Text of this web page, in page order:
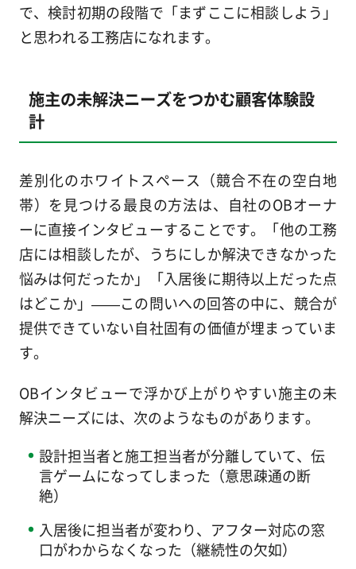
で、検討初期の段階で「まずここに相談しよう」
と思われる工務店になれます。
施主の未解決ニーズをつかむ顧客体験設
計
差別化のホワイトスペース（競合不在の空白地
帯）を見つける最良の方法は、自社のOBオーナ
ーに直接インタビューすることです。「他の工務
店には相談したが、うちにしか解決できなかった
悩みは何だったか」「入居後に期待以上だった点
はどこか」——この問いへの回答の中に、競合が
提供できていない自社固有の価値が埋まっていま
す。
OBインタビューで浮かび上がりやすい施主の未
解決ニーズには、次のようなものがあります。
設計担当者と施工担当者が分離していて、伝
言ゲームになってしまった（意思疎通の断
絶）
入居後に担当者が変わり、アフター対応の窓
口がわからなくなった（継続性の欠如）